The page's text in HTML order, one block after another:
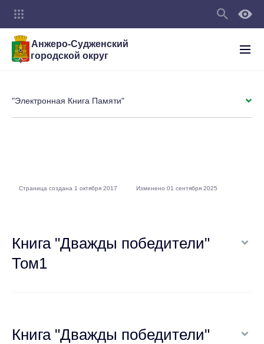
Анжеро-Судженский
городской округ
Книга "Дважды победители"
Том1
Книга "Дважды победители"
"Электронная Книга Памяти"
Страница создана 1 октября 2017 Изменено 01 сентября 2025